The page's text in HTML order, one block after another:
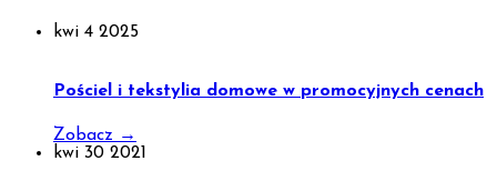
kwi 4 2025
Pościel i tekstylia domowe w promocyjnych cenach
Zobacz →
kwi 30 2021